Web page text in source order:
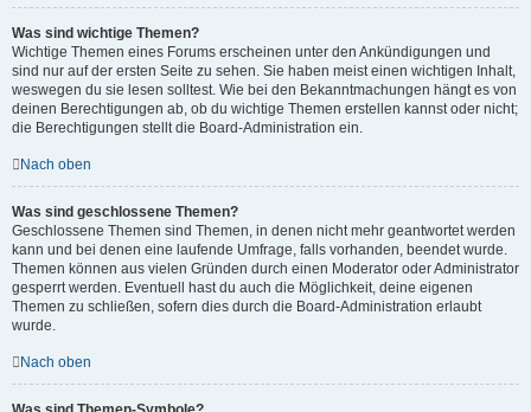
Was sind wichtige Themen?
Wichtige Themen eines Forums erscheinen unter den Ankündigungen und
sind nur auf der ersten Seite zu sehen. Sie haben meist einen wichtigen Inhalt,
weswegen du sie lesen solltest. Wie bei den Bekanntmachungen hängt es von
deinen Berechtigungen ab, ob du wichtige Themen erstellen kannst oder nicht;
die Berechtigungen stellt die Board-Administration ein.
Nach oben
Was sind geschlossene Themen?
Geschlossene Themen sind Themen, in denen nicht mehr geantwortet werden
kann und bei denen eine laufende Umfrage, falls vorhanden, beendet wurde.
Themen können aus vielen Gründen durch einen Moderator oder Administrator
gesperrt werden. Eventuell hast du auch die Möglichkeit, deine eigenen
Themen zu schließen, sofern dies durch die Board-Administration erlaubt
wurde.
Nach oben